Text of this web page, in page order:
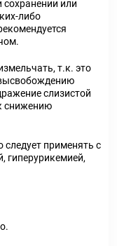
или
либо
т.к. это
слизистой
снижению
применять с
гиперурикемией,